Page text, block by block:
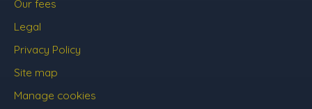
Our fees
Legal
Privacy Policy
Site map
Manage cookies